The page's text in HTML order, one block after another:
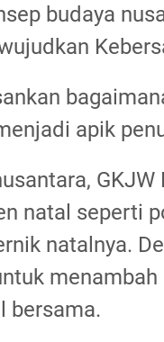
budaya
apik
natal seperti
natalnya.
bersama.